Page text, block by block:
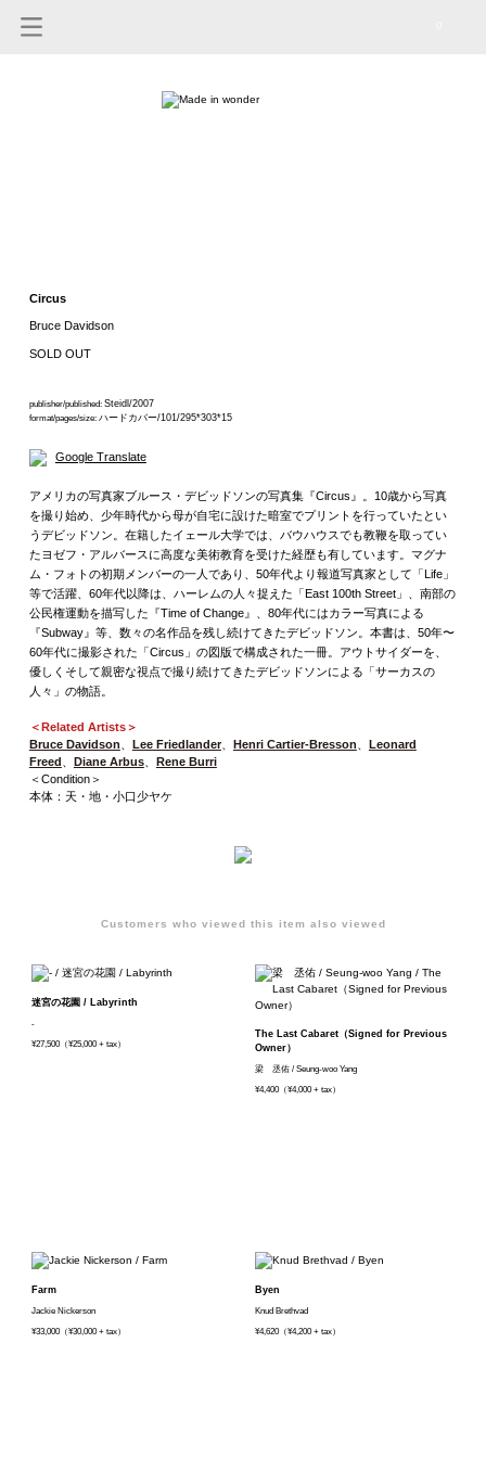
Circus
Bruce Davidson
SOLD OUT
publisher/published: Steidl/2007
format/pages/size: ハードカバー/101/295*303*15
Google Translate
アメリカの写真家ブルース・デビッドソンの写真集『Circus』。10歳から写真
を撮り始め、少年時代から母が自宅に設けた暗室でプリントを行っていたとい
うデビッドソン。在籍したイェール大学では、バウハウスでも教鞭を取ってい
たヨゼフ・アルバースに高度な美術教育を受けた経歴も有しています。マグナ
ム・フォトの初期メンバーの一人であり、50年代より報道写真家として「Life」
等で活躍、60年代以降は、ハーレムの人々捉えた「East 100th Street」、南部の
公民権運動を描写した『Time of Change』、80年代にはカラー写真による
『Subway』等、数々の名作品を残し続けてきたデビッドソン。本書は、50年〜
60年代に撮影された「Circus」の図版で構成された一冊。アウトサイダーを、
優しくそして親密な視点で撮り続けてきたデビッドソンによる「サーカスの
人々」の物語。
＜Related Artists＞
Bruce Davidson
Lee Friedlander、 Henri Cartier-Bresson
Leonard
Freed
Diane Arbus、 Rene Burri
＜Condition＞
本体：天・地・小口少ヤケ
Customers who viewed this item also viewed
迷宮の花園 / Labyrinth
-
¥27,500（¥25,000 + tax）
The Last Cabaret（Signed for Previous
Owner）
梁 丞佑 / Seung-woo Yang
¥4,400（¥4,000 + tax）
Farm
Jackie Nickerson
¥33,000（¥30,000 + tax）
Byen
Knud Brethvad
¥4,620（¥4,200 + tax）